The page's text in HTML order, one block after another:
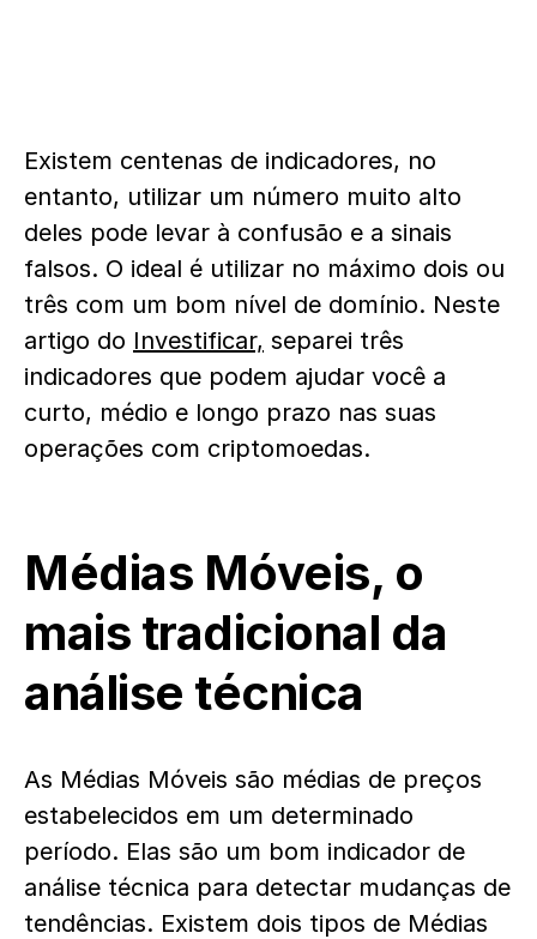
Existem centenas de indicadores, no
entanto, utilizar um número muito alto
deles pode levar à confusão e a sinais
falsos. O ideal é utilizar no máximo dois ou
três com um bom nível de domínio. Neste
artigo do Investificar, separei três
indicadores que podem ajudar você a
curto, médio e longo prazo nas suas
operações com criptomoedas.
Médias Móveis, o
mais tradicional da
análise técnica
As Médias Móveis são médias de preços
estabelecidos em um determinado
período. Elas são um bom indicador de
análise técnica para detectar mudanças de
tendências. Existem dois tipos de Médias